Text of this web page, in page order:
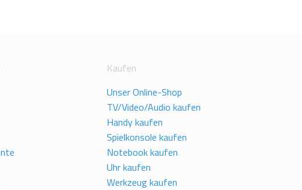
Kaufen
Unser Online-Shop
TV/Video/Audio kaufen
Handy kaufen
Spielkonsole kaufen
Notebook kaufen
Uhr kaufen
Werkzeug kaufen